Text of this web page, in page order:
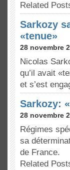
Related
Sarkozy
«tenue»
28 novembre
Nicolas
qu’il avait
et s’est
Sarkozy:
28 novembre
Régimes
sa
de France.
Related